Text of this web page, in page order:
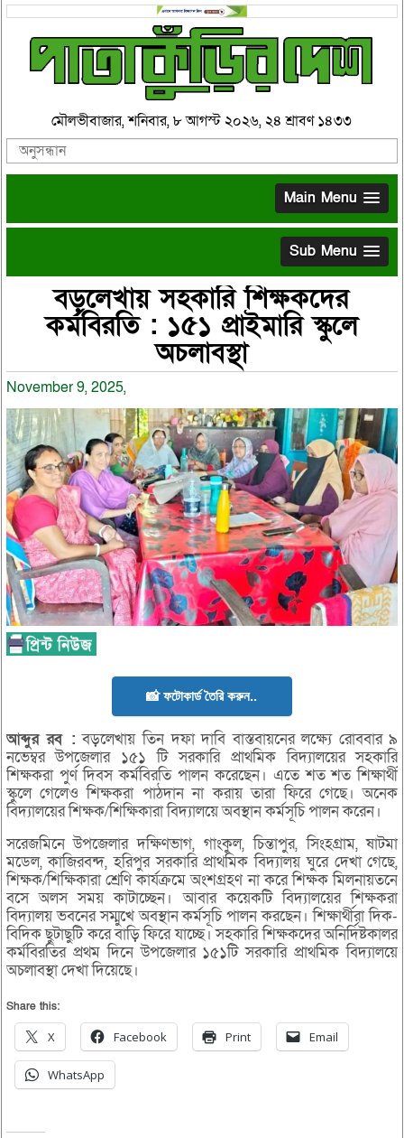
মৌলভীবাজার, শনিবার, ৮ আগস্ট ২০২৬, ২৪ শ্রাবণ ১৪৩৩
Main Menu
Sub Menu
বড়লেখায় সহকারি শিক্ষকদের
কর্মবিরতি : ১৫১ প্রাইমারি স্কুলে
অচলাবস্থা
November 9, 2025,
📸 ফটোকার্ড তৈরি করুন..
আব্দুররব : বড়লেখায় তিন দফা দাবি বাস্তবায়নের লক্ষ্যে রোববার ৯
নভেম্বর উপজেলার ১৫১ টি সরকারি প্রাথমিক বিদ্যালয়ের সহকারি
শিক্ষকরা পুর্ণ দিবস কর্মবিরতি পালন করেছেন। এতে শত শত শিক্ষার্থী
স্কুলে গেলেও শিক্ষকরা পাঠদান না করায় তারা ফিরে গেছে। অনেক
বিদ্যালয়ের শিক্ষক/শিক্ষিকারা বিদ্যালয়ে অবস্থান কর্মসূচি পালন করেন।
সরেজমিনে উপজেলার দক্ষিণভাগ, গাংকুল, চিন্তাপুর, সিংহগ্রাম, ষাটমা
মডেল, কাজিরবন্দ, হরিপুর সরকারি প্রাথমিক বিদ্যালয় ঘুরে দেখা গেছে,
শিক্ষক/শিক্ষিকারা শ্রেণি কার্যক্রমে অংশগ্রহণ না করে শিক্ষক মিলনায়তনে
বসে অলস সময় কাটাচ্ছেন। আবার কয়েকটি বিদ্যালয়ের শিক্ষকরা
বিদ্যালয় ভবনের সম্মুখে অবস্থান কর্মসূচি পালন করছেন। শিক্ষার্থীরা দিক-
বিদিক ছুটাছুটি করে বাড়ি ফিরে যাচ্ছে। সহকারি শিক্ষকদের অনির্দিষ্টকালর
কর্মবিরতির প্রথম দিনে উপজেলার ১৫১টি সরকারি প্রাথমিক বিদ্যালয়ে
অচলাবস্থা দেখা দিয়েছে।
Share this:
X Facebook Print Email
WhatsApp